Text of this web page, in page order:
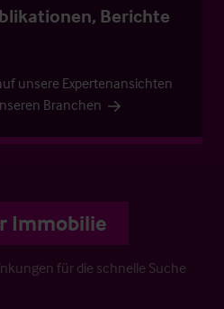
Berichte
unsere Expertenansichten
Branchen
Immobilie
für die schnelle Suche